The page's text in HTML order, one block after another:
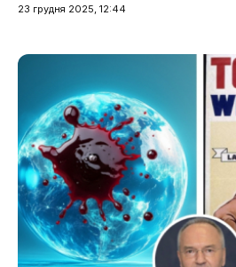
23 грудня 2025, 12:44